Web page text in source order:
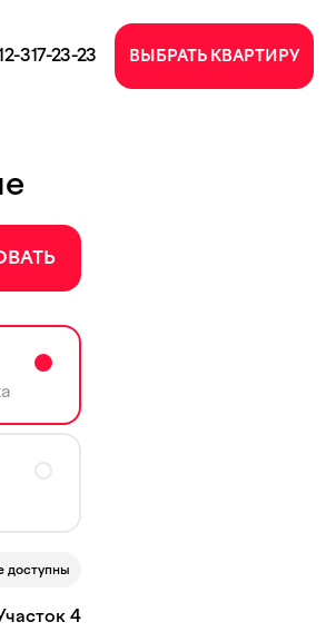
317-23-23 ВЫБРАТЬ КВАРТИРУ
доступны
4